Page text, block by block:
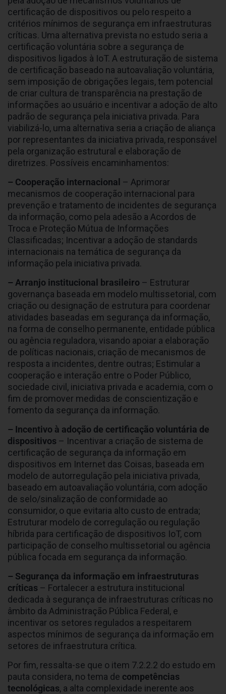
certificação de dispositivos ou pelo respeito a
critérios mínimos de segurança em infraestruturas
críticas. Uma alternativa prevista no estudo seria a
certificação voluntária sobre a segurança de
dispositivos ligados à IoT. A estruturação de sistema
de certificação baseado na autoavaliação voluntária,
sem imposição de obrigações legais, tem potencial
de criar cultura de transparência na prestação de
informações ao usuário e incentivar a adoção de alto
padrão de segurança pela iniciativa privada. Para
viabilizá-lo, uma alternativa seria a criação de aliança
por representantes da iniciativa privada, responsável
pela organização estrutural e elaboração de
diretrizes. Possíveis encaminhamentos:
– Cooperação internacional – Aprimorar
mecanismos de cooperação internacional para
prevenção e tratamento de incidentes de segurança
da informação, como pela adesão a Acordos de
Troca e Proteção Mútua de Informações
Classificadas; Incentivar a adoção de standards
internacionais na temática de segurança da
informação pela iniciativa privada.
– Arranjo institucional brasileiro – Estruturar
governança baseada em modelo multissetorial, com
criação ou designação de estrutura para coordenar
atividades baseadas em segurança da informação,
na forma de conselho permanente, entidade pública
ou agência reguladora, visando apoiar a elaboração
de políticas nacionais, criação de mecanismos de
resposta a incidentes, dentre outras; Estimular a
cooperação e interação entre o Poder Público,
sociedade civil, iniciativa privada e academia, com o
fim de promover medidas de conscientização e
fomento da segurança da informação.
– Incentivo à adoção de certificação voluntária de
dispositivos – Incentivar a criação de sistema de
certificação de segurança da informação em
dispositivos em Internet das Coisas, baseada em
modelo de autorregulação pela iniciativa privada,
baseado em autoavaliação voluntária, com adoção
de selo/sinalização de conformidade ao
consumidor, o que evitaria alto custo de entrada;
Estruturar modelo de corregulação ou regulação
híbrida para certificação de dispositivos IoT, com
participação de conselho multissetorial ou agência
pública focada em segurança da informação.
– Segurança da informação em infraestruturas
críticas – Fortalecer a estrutura institucional
dedicada à segurança de infraestruturas críticas no
âmbito da Administração Pública Federal, e
incentivar os setores regulados a respeitarem
aspectos mínimos de segurança da informação em
setores de infraestrutura crítica.
Por fim, ressalta-se que o item 7.2.2.2 do estudo em
pauta considera, no tema de competências
tecnológicas, a alta complexidade inerente aos